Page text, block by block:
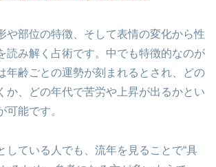
や部位の特徴、そして表情の変化から性
読み解く占術です。中でも特徴的なのが
年齢ごとの運勢が刻まれるとされ、どの
か、どの年代で苦労や上昇が出るかとい
可能です。
している人でも、流年を見ることで“具